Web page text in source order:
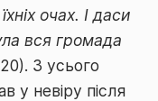
очах. І даси
вся громада
З усього
у невіру після